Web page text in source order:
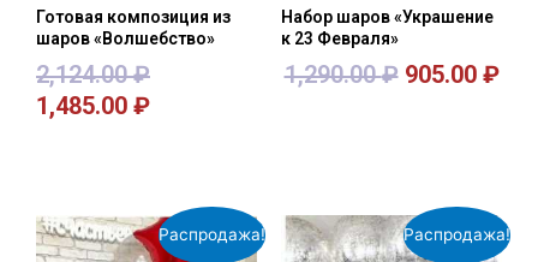
Готовая композиция из
шаров «Волшебство»
2,124.00₽
1,485.00 ₽
Набор шаров «Украшение
к 23 Февраля»
1,290.00₽ 905.00 ₽
Распродажа! Распродажа!